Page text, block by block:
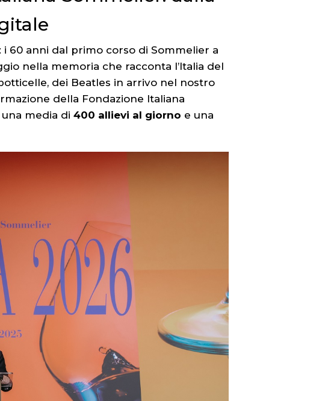
60 anni dal primo corso di Sommelier a
nella memoria che racconta l’Italia del
dei Beatles in arrivo nel nostro
della Fondazione Italiana
media di 400 allievi al giorno e una